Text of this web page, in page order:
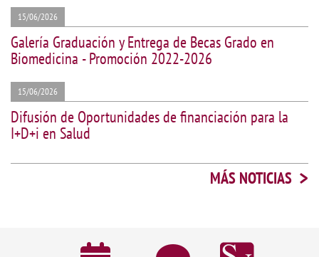
15/06/2026
Galería Graduación y Entrega de Becas Grado en
Biomedicina - Promoción 2022-2026
15/06/2026
Difusión de Oportunidades de financiación para la
I+D+i en Salud
MÁS NOTICIAS >